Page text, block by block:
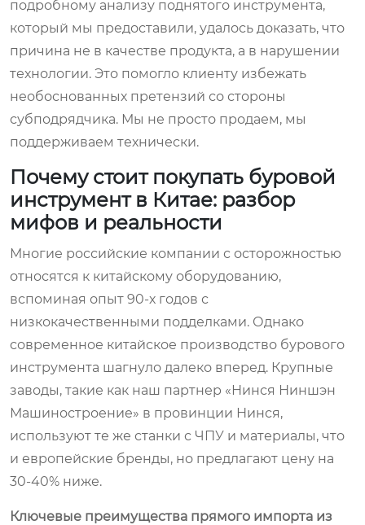
подробному анализу поднятого инструмента,
который мы предоставили, удалось доказать, что
причина не в качестве продукта, а в нарушении
технологии. Это помогло клиенту избежать
необоснованных претензий со стороны
субподрядчика. Мы не просто продаем, мы
поддерживаем технически.
Почему стоит покупать буровой
инструмент в Китае: разбор
мифов и реальности
Многие российские компании с осторожностью
относятся к китайскому оборудованию,
вспоминая опыт 90-х годов с
низкокачественными подделками. Однако
современное китайское производство бурового
инструмента шагнуло далеко вперед. Крупные
заводы, такие как наш партнер «Нинся Ниншэн
Машиностроение» в провинции Нинся,
используют те же станки с ЧПУ и материалы, что
и европейские бренды, но предлагают цену на
30-40% ниже.
Ключевые преимущества прямого импорта из